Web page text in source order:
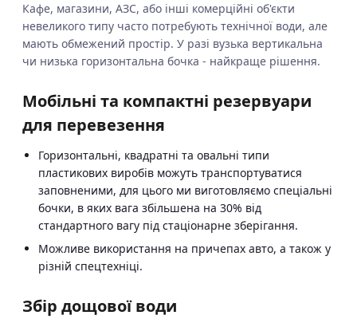
Кафе, магазини, АЗС, або інші комерційні об'єкти
невеликого типу часто потребують технічної води, але
мають обмежений простір. У разі вузька вертикальна
чи низька горизонтальна бочка - найкраще рішення.
Мобільні та компактні резервуари
для перевезення
Горизонтальні, квадратні та овальні типи
пластикових виробів можуть транспортуватися
заповненими, для цього ми виготовляємо спеціальні
бочки, в яких вага збільшена на 30% від
стандартного вагу під стаціонарне зберігання.
Можливе використання на причепах авто, а також у
різній спецтехніці.
Збір дощової води